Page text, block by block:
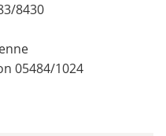
8430
05484/1024